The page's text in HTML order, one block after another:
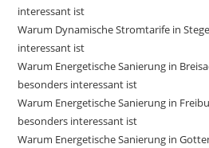
interessant ist
Warum Dynamische Stromtarife in
interessant ist
Warum Energetische Sanierung in
besonders interessant ist
Warum Energetische Sanierung in
besonders interessant ist
Warum Energetische Sanierung in